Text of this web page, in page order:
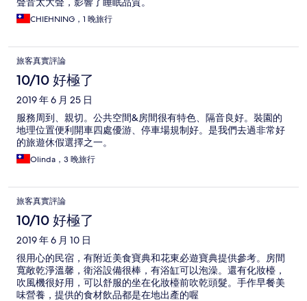
CHIEHNING，1 晚旅行
旅客真實評論
10/10 好極了
2019 年 6 月 25 日
服務周到、親切。公共空間&房間很有特色、隔音良好。裝園的
地理位置便利開車四處優游、停車場規制好。是我們去過非常好
的旅遊休假選擇之一。
Olinda，3 晚旅行
旅客真實評論
10/10 好極了
2019 年 6 月 10 日
很用心的民宿，有附近美食寶典和花東必遊寶典提供參考。房間
寬敞乾淨溫馨，衛浴設備很棒，有浴缸可以泡澡。還有化妝檯，
吹風機很好用，可以舒服的坐在化妝檯前吹乾頭髮。手作早餐美
味營養，提供的食材飲品都是在地出產的喔